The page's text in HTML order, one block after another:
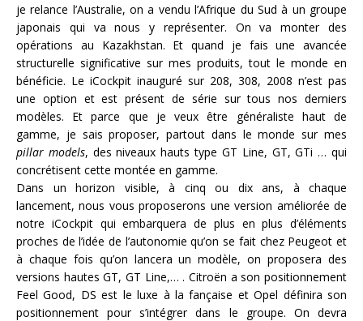
je relance l’Australie, on a vendu l’Afrique du Sud à un groupe
japonais qui va nous y représenter. On va monter des
opérations au Kazakhstan. Et quand je fais une avancée
structurelle significative sur mes produits, tout le monde en
bénéficie. Le iCockpit inauguré sur 208, 308, 2008 n’est pas
une option et est présent de série sur tous nos derniers
modèles. Et parce que je veux être généraliste haut de
gamme, je sais proposer, partout dans le monde sur mes
pillar models, des niveaux hauts type GT Line, GT, GTi … qui
concrétisent cette montée en gamme.
Dans un horizon visible, à cinq ou dix ans, à chaque
lancement, nous vous proposerons une version améliorée de
notre iCockpit qui embarquera de plus en plus d’éléments
proches de l’idée de l’autonomie qu’on se fait chez Peugeot et
à chaque fois qu’on lancera un modèle, on proposera des
versions hautes GT, GT Line,… . Citroën a son positionnement
Feel Good, DS est le luxe à la fançaise et Opel définira son
positionnement pour s’intégrer dans le groupe. On devra